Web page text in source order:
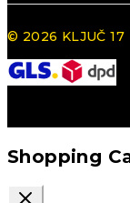
© 2026 KLJUČ 17
Shopping